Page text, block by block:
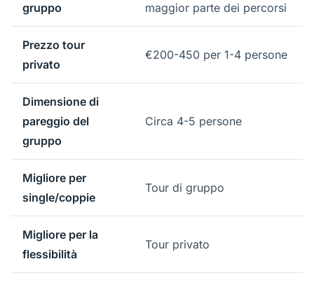
gruppo
maggior parte dei percorsi
Prezzo tour
privato
€200-450 per 1-4 persone
Dimensione di
pareggio del
gruppo
Circa 4-5 persone
Migliore per
single/coppie
Tour di gruppo
Migliore per la
flessibilità
Tour privato